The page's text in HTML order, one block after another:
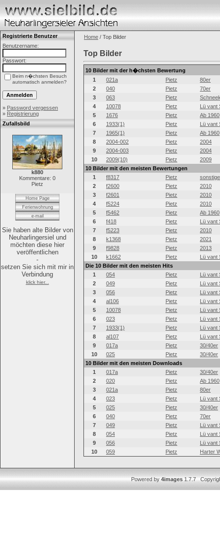
Registrierte Benutzer
Benutzername:
Passwort:
Beim n�chsten Besuch
automatisch anmelden?
» Password vergessen
» Registrierung
Zufallsbild
k880
Kommentare: 0
Pietz
Home Page
Ferienwohnung
e-mail
Sie haben alte Bilder von
Neuharlingersiel und
möchten diese hier
veröffentlichen
-
setzen Sie sich mit mir in
Verbindung
klick hier...
Home / Top Bilder
Top Bilder
10 Bilder mit der h�chsten Bewertung
1
021a Pietz
80er
2
040 Pietz
70er
3
063 Pietz
4
10078 Pietz
Lü vant
5
1676 Pietz
Ab 1960
6
1933(1) Pietz
Lü vant
7
1965(1) Pietz
Ab 1960
8
2004-002 Pietz
2004
9
2004-003 Pietz
2004
10
2009(10) Pietz
2009
10 Bilder mit den meisten Bewertungen
1
f8317 Pietz
2
f2600 Pietz
2010
3
f2601 Pietz
2010
4
f5224 Pietz
2010
5
f5462 Pietz
Ab 1960
6
f418 Pietz
Lü vant
7
f5223 Pietz
2010
8
k1368 Pietz
2021
9
f9828 Pietz
2013
10
k1662 Pietz
Lü vant
Die 10 Bilder mit den meisten Hits
1
054 Pietz
Lü vant
2
049 Pietz
Lü vant
3
056 Pietz
Lü vant
4
al106 Pietz
Lü vant
5
10078 Pietz
Lü vant
6
023 Pietz
Lü vant
7
1933(1) Pietz
Lü vant
8
al107 Pietz
Lü vant
9
017a Pietz
30/40er
10
025 Pietz
30/40er
10 Bilder mit den meisten Downloads
1
017a Pietz
30/40er
2
020 Pietz
Ab 1960
3
021a Pietz
80er
4
023 Pietz
Lü vant
5
025 Pietz
30/40er
6
040 Pietz
70er
7
049 Pietz
Lü vant
8
054 Pietz
Lü vant
9
056 Pietz
Lü vant
10
059 Pietz Harter
Powered by4images1.7.7